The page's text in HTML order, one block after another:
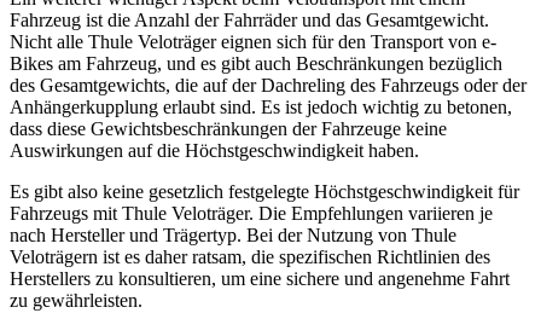
Fahrzeug ist die Anzahl der Fahrräder und das Gesamtgewicht.
Nicht alle Thule Veloträger eignen sich für den Transport von e-
Bikes am Fahrzeug, und es gibt auch Beschränkungen bezüglich
des Gesamtgewichts, die auf der Dachreling des Fahrzeugs oder der
Anhängerkupplung erlaubt sind. Es ist jedoch wichtig zu betonen,
dass diese Gewichtsbeschränkungen der Fahrzeuge keine
Auswirkungen auf die Höchstgeschwindigkeit haben.
Es gibt also keine gesetzlich festgelegte Höchstgeschwindigkeit für
Fahrzeugs mit Thule Veloträger. Die Empfehlungen variieren je
nach Hersteller und Trägertyp. Bei der Nutzung von Thule
Veloträgern ist es daher ratsam, die spezifischen Richtlinien des
Herstellers zu konsultieren, um eine sichere und angenehme Fahrt
zu gewährleisten.